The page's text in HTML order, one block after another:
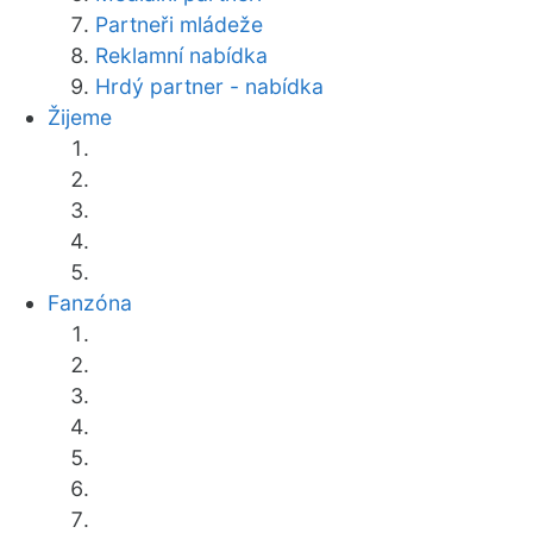
Partneři mládeže
Reklamní nabídka
Hrdý partner - nabídka
Žijeme
Fanzóna